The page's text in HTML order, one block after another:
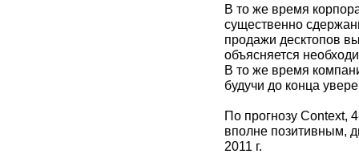
В то же время
существенно
продажи десктопов
объясняется
В то же время
будучи до конца
По прогнозу Context,
вполне позитивным,
2011 г.